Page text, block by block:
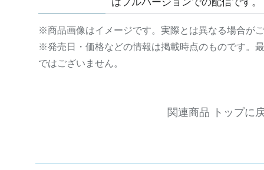
※商品画像はイメージです。実際とは異なる場合が
※発売日・価格などの情報は掲載時点のものです。
ではございません。
関連商品 トップに